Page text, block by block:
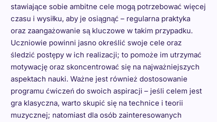
stawiające sobie ambitne cele mogą potrzebować więcej
czasu i wysiłku, aby je osiągnąć – regularna praktyka
oraz zaangażowanie są kluczowe w takim przypadku.
Uczniowie powinni jasno określić swoje cele oraz
śledzić postępy w ich realizacji; to pomoże im utrzymać
motywację oraz skoncentrować się na najważniejszych
aspektach nauki. Ważne jest również dostosowanie
programu ćwiczeń do swoich aspiracji – jeśli celem jest
gra klasyczna, warto skupić się na technice i teorii
muzycznej; natomiast dla osób zainteresowanych